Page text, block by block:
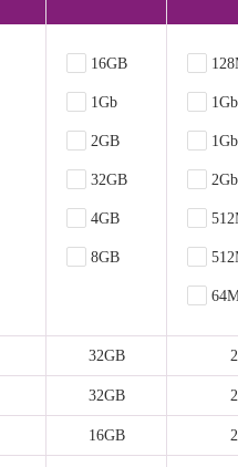
LPDDR2
16GB
1Gb
2GB
32GB
4GB
8GB
32GB
32GB
16GB